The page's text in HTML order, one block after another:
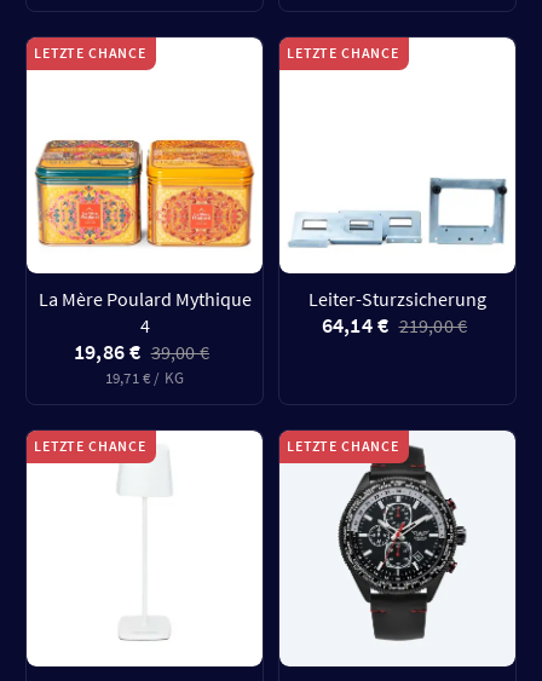
LETZTE CHANCE
La Mère Poulard Mythique
4
19,86 € 39,00 €
19,71 € / KG
LETZTE CHANCE
Leiter-Sturzsicherung
64,14 € 219,00 €
LETZTE CHANCE LETZTE CHANCE